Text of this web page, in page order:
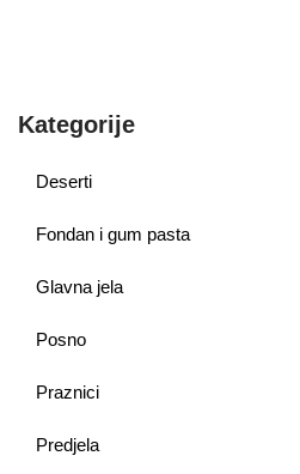
Kategorije
Deserti
Fondan i gum pasta
Glavna jela
Posno
Praznici
Predjela